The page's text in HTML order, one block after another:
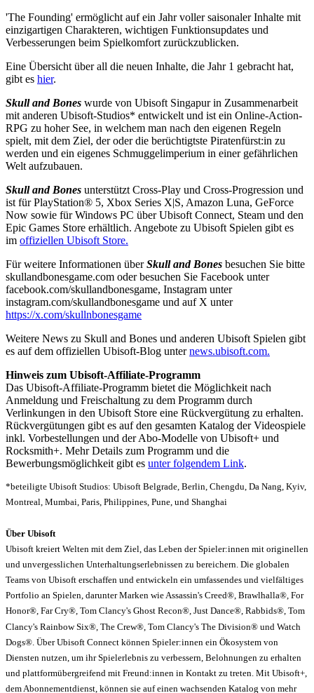
'The Founding' ermöglicht auf ein Jahr voller saisonaler Inhalte mit
einzigartigen Charakteren, wichtigen Funktionsupdates und
Verbesserungen beim Spielkomfort zurückzublicken.
Eine Übersicht über all die neuen Inhalte, die Jahr 1 gebracht hat,
gibt es hier.
Skull and Bones wurde von Ubisoft Singapur in Zusammenarbeit
mit anderen Ubisoft-Studios* entwickelt und ist ein Online-Action-
RPG zu hoher See, in welchem man nach den eigenen Regeln
spielt, mit dem Ziel, der oder die berüchtigtste Piratenfürst:in zu
werden und ein eigenes Schmuggelimperium in einer gefährlichen
Welt aufzubauen.
Skull and Bones unterstützt Cross-Play und Cross-Progression und
ist für PlayStation® 5, Xbox Series X|S, Amazon Luna, GeForce
Now sowie für Windows PC über Ubisoft Connect, Steam und den
Epic Games Store erhältlich. Angebote zu Ubisoft Spielen gibt es
im offiziellen Ubisoft Store.
Für weitere Informationen überSkull and Bones besuchen Sie bitte
skullandbonesgame.com oder besuchen Sie Facebook unter
facebook.com/skullandbonesgame, Instagram unter
instagram.com/skullandbonesgame und auf X unter
https://x.com/skullnbonesgame
Weitere News zu Skull and Bones und anderen Ubisoft Spielen gibt
es auf dem offiziellen Ubisoft-Blog unternews.ubisoft.com.
Hinweis zum Ubisoft-Affiliate-Programm
Das Ubisoft-Affiliate-Programm bietet die Möglichkeit nach
Anmeldung und Freischaltung zu dem Programm durch
Verlinkungen in den Ubisoft Store eine Rückvergütung zu erhalten.
Rückvergütungen gibt es auf den gesamten Katalog der Videospiele
inkl. Vorbestellungen und der Abo-Modelle von Ubisoft+ und
Rocksmith+. Mehr Details zum Programm und die
Bewerbungsmöglichkeit gibt es unter folgendem Link.
*beteiligte Ubisoft Studios: Ubisoft Belgrade, Berlin, Chengdu, Da Nang, Kyiv,
Montreal, Mumbai, Paris, Philippines, Pune, und Shanghai
Über Ubisoft
Ubisoft kreiert Welten mit dem Ziel, das Leben der Spieler:innen mit originellen
und unvergesslichen Unterhaltungserlebnissen zu bereichern. Die globalen
Teams von Ubisoft erschaffen und entwickeln ein umfassendes und vielfältiges
Portfolio an Spielen, darunter Marken wie Assassin's Creed®, Brawlhalla®, For
Honor®, Far Cry®, Tom Clancy's Ghost Recon®, Just Dance®, Rabbids®, Tom
Clancy's Rainbow Six®, The Crew®, Tom Clancy's The Division® und Watch
Dogs®. Über Ubisoft Connect können Spieler:innen ein Ökosystem von
Diensten nutzen, um ihr Spielerlebnis zu verbessern, Belohnungen zu erhalten
und plattformübergreifend mit Freund:innen in Kontakt zu treten. Mit Ubisoft+,
dem Abonnementdienst, können sie auf einen wachsenden Katalog von mehr